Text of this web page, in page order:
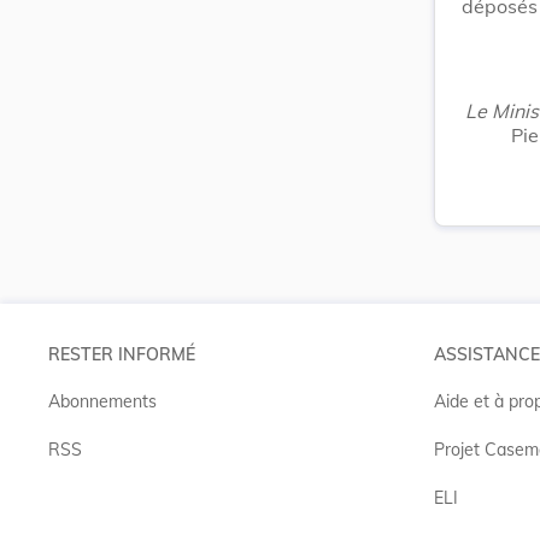
Le
RESTER INFORMÉ
Abonnements
RSS
ASSISTANCE
Aide et à
Projet
ELI